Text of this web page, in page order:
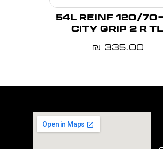
120/70-10 54L REINF
CITY GRIP 2 R TL
335.00
₪